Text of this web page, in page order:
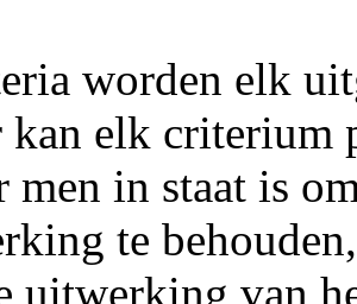
worden elk
kan elk criterium
men in staat is
te
uitwerking van